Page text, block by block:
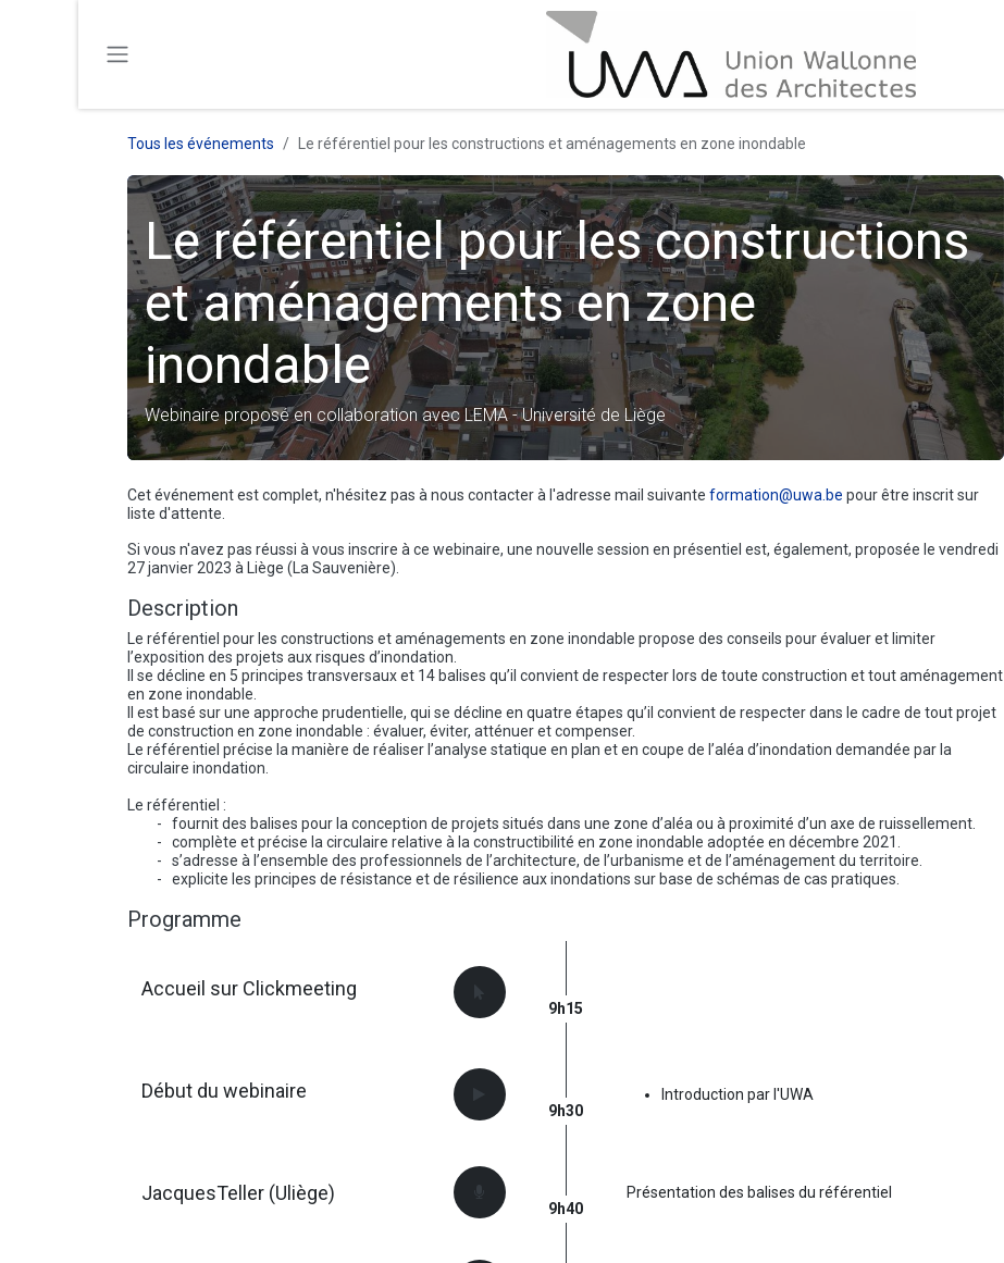
Tous les événements Le référentiel pour les constructions et aménagements en zone inondable
Le référentiel pour les constructions
et aménagements en zone
inondable
Webinaire proposé en collaboration avec LEMA - Université de Liège
Cet événement est complet, n'hésitez pas à nous contacter à l'adresse mail suivante formation@uwa.be pour être inscrit sur
liste d'attente.
Si vous n'avez pas réussi à vous inscrire à ce webinaire, une nouvelle session en présentiel est, également, proposée le vendredi
27 janvier 2023 à Liège (La Sauvenière).
Description
Le référentiel pour les constructions et aménagements en zone inondable propose des conseils pour évaluer et limiter
l’exposition des projets aux risques d’inondation.
Il se décline en 5 principes transversaux et 14 balises qu’il convient de respecter lors de toute construction et tout aménagement
en zone inondable.
Il est basé sur une approche prudentielle, qui se décline en quatre étapes qu’il convient de respecter dans le cadre de tout projet
de construction en zone inondable : évaluer, éviter, atténuer et compenser.
Le référentiel précise la manière de réaliser l’analyse statique en plan et en coupe de l’aléa d’inondation demandée par la
circulaire inondation.
Le référentiel :
- fournit des balises pour la conception de projets situés dans une zone d’aléa ou à proximité d’un axe de ruissellement.
- complète et précise la circulaire relative à la constructibilité en zone inondable adoptée en décembre 2021.
- s’adresse à l’ensemble des professionnels de l’architecture, de l’urbanisme et de l’aménagement du territoire.
- explicite les principes de résistance et de résilience aux inondations sur base de schémas de cas pratiques.
Programme
9h15
Accueil sur Clickmeeting
9h30
Début du webinaire Introduction par l'UWA
9h40
JacquesTeller (Uliège) Présentation des balises du référentiel